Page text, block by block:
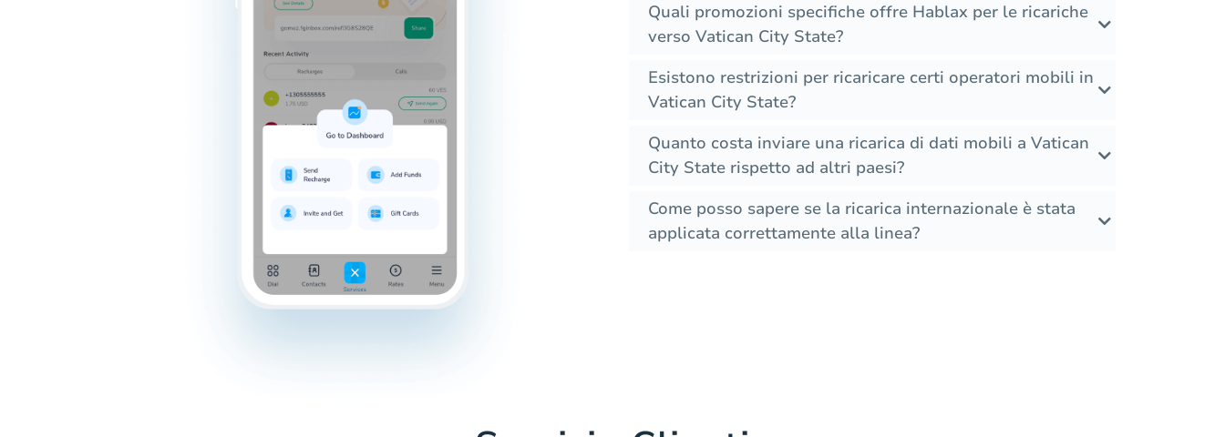
Quali promozioni specifiche offre Hablax per le ricariche
verso Vatican City State?
Esistono restrizioni per ricaricare certi operatori mobili in
Vatican City State?
Quanto costa inviare una ricarica di dati mobili a Vatican
City State rispetto ad altri paesi?
Come posso sapere se la ricarica internazionale è stata
applicata correttamente alla linea?